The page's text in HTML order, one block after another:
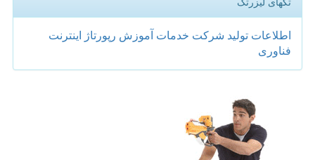
تگهای لیزرتگ
اطلاعات تولید شركت خدمات آموزش رپورتاژ
اینترنت
فناوری